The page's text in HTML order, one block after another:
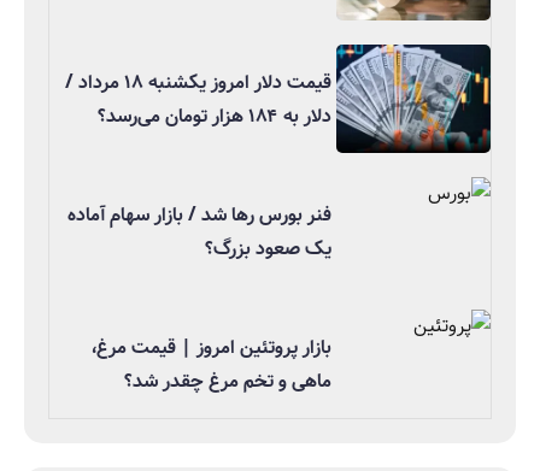
قیمت دلار امروز یکشنبه ۱۸ مرداد /
دلار به ۱۸۴ هزار تومان می‌رسد؟
فنر بورس رها شد / بازار سهام آماده
یک صعود بزرگ؟
بازار پروتئین امروز | قیمت مرغ،
ماهی و تخم مرغ چقدر شد؟